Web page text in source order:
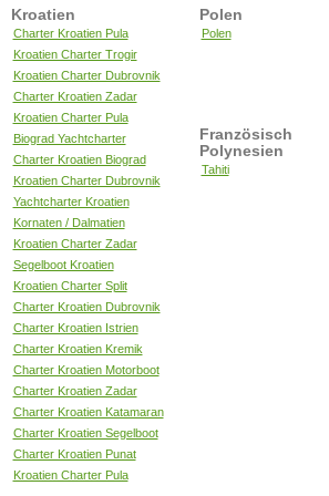
Kroatien
Charter Kroatien Pula
Kroatien Charter Trogir
Kroatien Charter Dubrovnik
Charter Kroatien Zadar
Kroatien Charter Pula
Biograd Yachtcharter
Charter Kroatien Biograd
Kroatien Charter Dubrovnik
Yachtcharter Kroatien
Kornaten / Dalmatien
Kroatien Charter Zadar
Segelboot Kroatien
Kroatien Charter Split
Charter Kroatien Dubrovnik
Charter Kroatien Istrien
Charter Kroatien Kremik
Charter Kroatien Motorboot
Charter Kroatien Zadar
Charter Kroatien Katamaran
Charter Kroatien Segelboot
Charter Kroatien Punat
Kroatien Charter Pula
Polen
Polen
Französisch
Polynesien
Tahiti